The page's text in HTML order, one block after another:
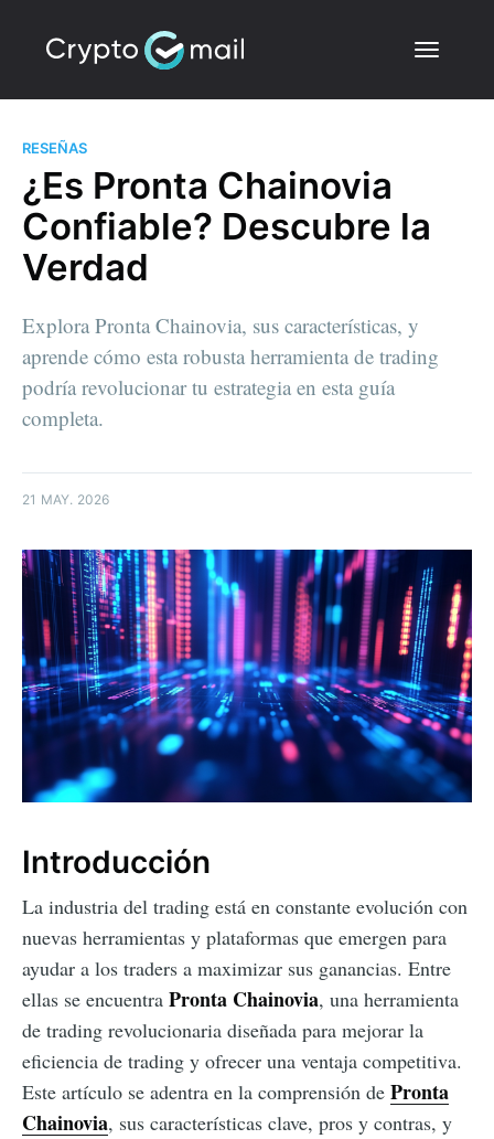
RESEÑAS
¿Es Pronta Chainovia
Confiable? Descubre la
Verdad
Explora Pronta Chainovia, sus características, y
aprende cómo esta robusta herramienta de trading
podría revolucionar tu estrategia en esta guía
completa.
21 MAY. 2026
Introducción
La industria del trading está en constante evolución con
nuevas herramientas y plataformas que emergen para
ayudar a los traders a maximizar sus ganancias. Entre
ellas se encuentra Pronta Chainovia, una herramienta
de trading revolucionaria diseñada para mejorar la
eficiencia de trading y ofrecer una ventaja competitiva.
Este artículo se adentra en la comprensión de Pronta
Chainovia, sus características clave, pros y contras, y